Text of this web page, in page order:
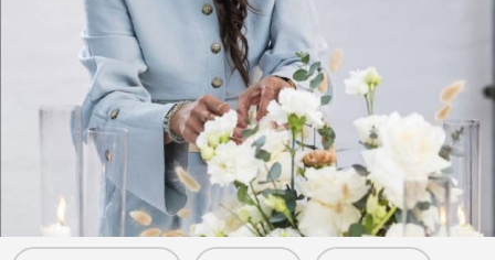
Dekorationsverleih & Eventstyling
Idamilia – Dein Dekoverleih für unvergessliche Mom
E-Mail senden Zur Merkliste
Profil